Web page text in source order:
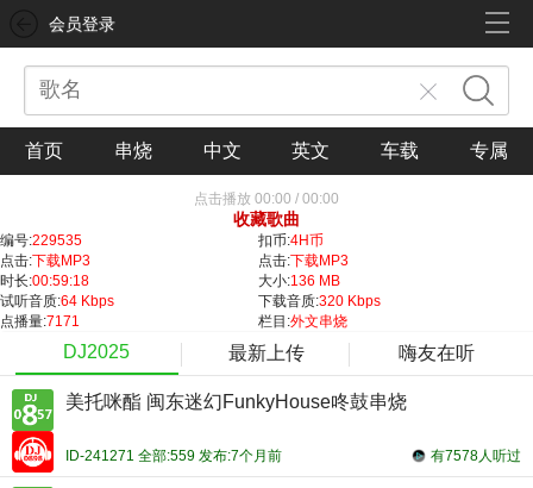
会员登录
首页 串烧 中文 英文 车载 专属
点击播放 00:00 / 00:00
收藏歌曲
编号:229535 扣币:4H币
点击:下载MP3 点击:下载MP3
时长:00:59:18 大小:136 MB
试听音质:64 Kbps 下载音质:320 Kbps
点播量:7171 栏目:外文串烧
DJ2025 最新上传 嗨友在听
美托咪酯 闽东迷幻FunkyHouse咚鼓串烧
有7578人听过
ID-241271 全部:559 发布:7个月前